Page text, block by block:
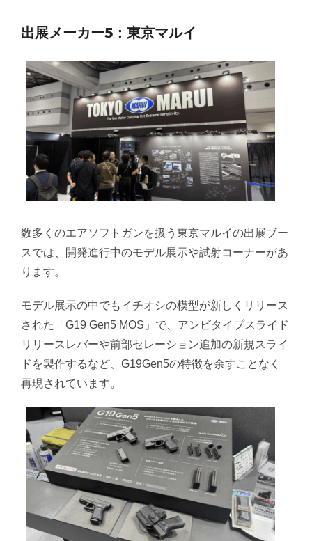
出展メーカー5：東京マルイ
数多くのエアソフトガンを扱う東京マルイの出展ブー
スでは、開発進行中のモデル展示や試射コーナーがあ
ります。
モデル展示の中でもイチオシの模型が新しくリリース
された「G19 Gen5 MOS」で、アンビタイプスライド
リリースレバーや前部セレーション追加の新規スライ
ドを製作するなど、G19Gen5の特徴を余すことなく
再現されています。